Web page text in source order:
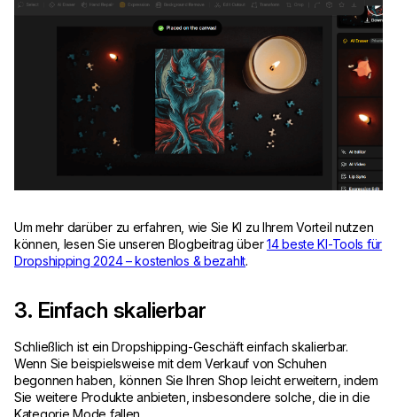
Um mehr darüber zu erfahren, wie Sie KI zu Ihrem Vorteil nutzen
können, lesen Sie unseren Blogbeitrag über14 beste KI-Tools für
Dropshipping 2024 – kostenlos & bezahlt.
3. Einfach skalierbar
Schließlich ist ein Dropshipping-Geschäft einfach skalierbar.
Wenn Sie beispielsweise mit dem Verkauf von Schuhen
begonnen haben, können Sie Ihren Shop leicht erweitern, indem
Sie weitere Produkte anbieten, insbesondere solche, die in die